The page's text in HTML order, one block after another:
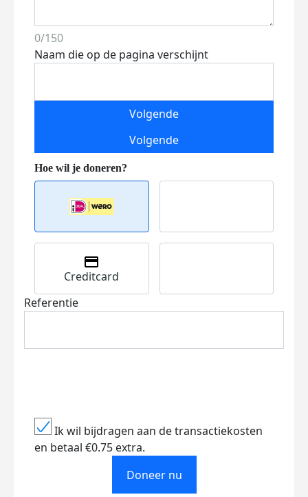
0/150
Naam die op de pagina verschijnt
Volgende
Volgende
Creditcard
Referentie
Ik wil bijdragen aan de transactiekosten
en betaal €0.75 extra.
Doneer nu